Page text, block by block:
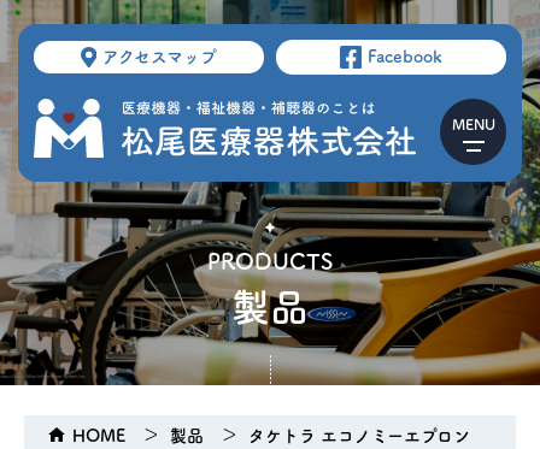
アクセスマップ Facebook
PRODUCTS
製品
HOME 製品 タケトラ エコノミーエプロン